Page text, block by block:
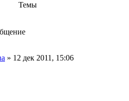
Темы
» 12 дек 2011, 15:06